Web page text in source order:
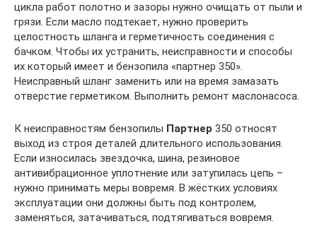
цикла работ полотно и зазоры нужно очищать от пыли и
грязи. Если масло подтекает, нужно проверить
целостность шланга и герметичность соединения с
бачком. Чтобы их устранить, неисправности и способы
их который имеет и бензопила «партнер 350».
Неисправный шланг заменить или на время замазать
отверстие герметиком. Выполнить ремонт маслонасоса.
К неисправностям бензопилы Партнер 350 относят
выход из строя деталей длительного использования.
Если износилась звездочка, шина, резиновое
антивибрационное уплотнение или затупилась цепь –
нужно принимать меры вовремя. В жёстких условиях
эксплуатации они должны быть под контролем,
заменяться, затачиваться, подтягиваться вовремя.